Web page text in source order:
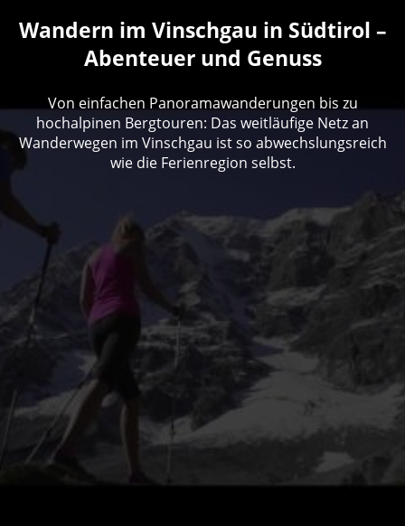
Wandern im Vinschgau in Südtirol –
Abenteuer und Genuss
Von einfachen Panoramawanderungen bis zu
hochalpinen Bergtouren: Das weitläufige Netz an
Wanderwegen im Vinschgau ist so abwechslungsreich
wie die Ferienregion selbst.